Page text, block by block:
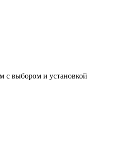
с выбором и установкой